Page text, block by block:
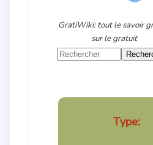
GratiWiki: tout le savoir
sur le gratuit
Type: